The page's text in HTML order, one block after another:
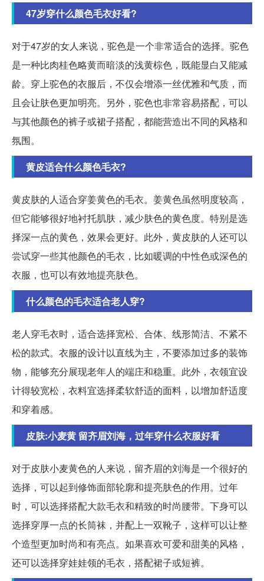
47岁穿什么颜色毛衣好看?
对于47岁的女人来说，驼色是一个非常适合的选择。驼色
是一种比肉桂色略黄而暗淡的浅黄棕色，既能显白又能减
龄。穿上驼色的衣服后，不仅会增添一丝优雅和气质，而
且会让肤色更加明亮。另外，驼色也非常容易搭配，可以
与其他颜色的裤子或裙子搭配，都能营造出不同的风格和
氛围。
黄皮适合什么颜色毛衣?
黄皮肤的人适合穿姜黄色的毛衣。姜黄色虽然明度较高，
但它能够很好地衬托肌肤，减少肤色的黄色度。特别是选
择深一点的黄色，效果会更好。此外，黄皮肤的人还可以
尝试穿一些其他颜色的毛衣，比如暖调的中性色或深色的
衣服，也可以有效地提亮肤色。
什么颜色的毛衣适合老人穿?
老人穿毛衣时，适合选择宽松、合体、线形简洁、不紧不
松的款式。衣服的设计以直线为主，不要添加过多的装饰
物，能够充分展现老年人的端庄和稳重。此外，衣领宜设
计得较宽松，衣料宜选择柔软舒适的面料，以增加舒适度
和穿着感。
皮肤:小麦黄 留齐眉刘海，过年穿什么衣服好看
对于皮肤小麦黄色的人来说，留齐眉的刘海是一个很好的
选择，可以起到修饰面部轮廓和提亮肤色的作用。过年
时，可以选择搭配大款毛衣和精致的时尚腰带。下身可以
选择穿厚一点的长筒袜，并配上一双靴子，这样可以让整
个造型更加时尚和有亮点。如果喜欢可爱和甜美的风格，
还可以选择穿娃娃领的毛衣，搭配裙子或短裤。